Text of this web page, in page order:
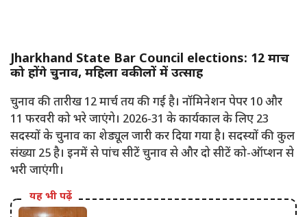
Jharkhand State Bar Council elections: 12 मार्च
को होंगे चुनाव, महिला वकीलों में उत्साह
चुनाव की तारीख 12 मार्च तय की गई है। नॉमिनेशन पेपर 10 और
11 फरवरी को भरे जाएंगे। 2026-31 के कार्यकाल के लिए 23
सदस्यों के चुनाव का शेड्यूल जारी कर दिया गया है। सदस्यों की कुल
संख्या 25 है। इनमें से पांच सीटें चुनाव से और दो सीटें को-ऑप्शन से
भरी जाएंगी।
यह भी पढ़ें